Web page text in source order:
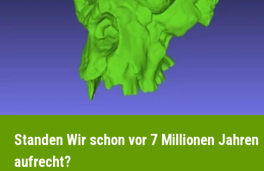
Standen Wir schon vor 7 Millionen Jahren
aufrecht?